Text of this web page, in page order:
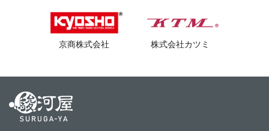
京商株式会社 株式会社カツミ